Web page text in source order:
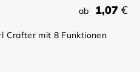
ab 1,07 €
Crafter mit 8 Funktionen